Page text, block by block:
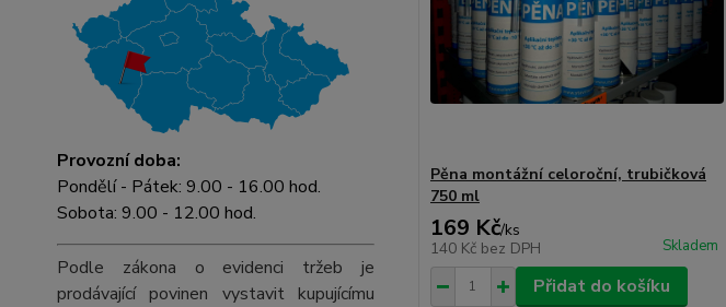
Provozní doba:
Pondělí - Pátek: 9.00 - 16.00 hod.
Sobota: 9.00 - 12.00 hod.
Podle zákona o evidenci tržeb je
prodávající povinen vystavit kupujícímu
Pěna montážní celoroční, trubičková
750 ml
169 Kč/ks
140 Kč bez DPH Skladem
Přidat do košíku